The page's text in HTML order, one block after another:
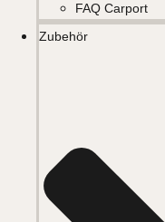
FAQ Carport
Zubehör